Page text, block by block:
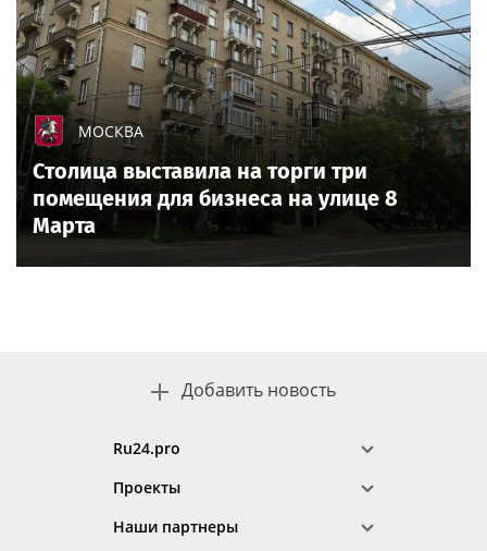
МОСКВА
Столица выставила на торги три
помещения для бизнеса на улице 8
Марта
Добавить новость
Ru24.pro
Проекты
Наши партнеры